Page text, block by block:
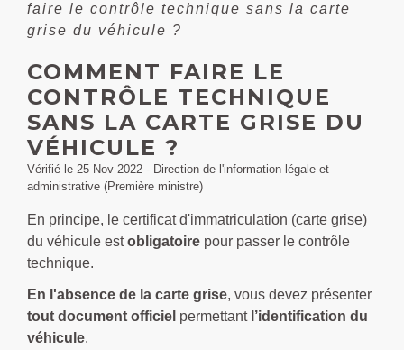
faire le contrôle technique sans la carte
grise du véhicule ?
COMMENT FAIRE LE
CONTRÔLE TECHNIQUE
SANS LA CARTE GRISE DU
VÉHICULE ?
Vérifié le 25 Nov 2022 - Direction de l'information légale et
administrative (Première ministre)
En principe, le certificat d'immatriculation (carte grise)
du véhicule estobligatoire pour passer le contrôle
technique.
En l'absence de la carte grise, vous devez présenter
tout document officiel permettant l’identification du
véhicule.